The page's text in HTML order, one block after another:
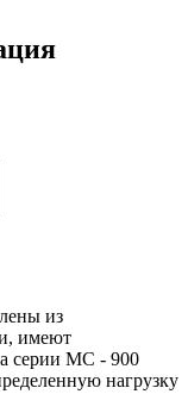
из
имеют
серии МС - 900
нагрузку